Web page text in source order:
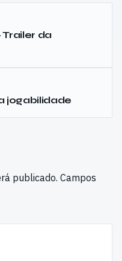
Trailer da
jogabilidade
publicado. Campos